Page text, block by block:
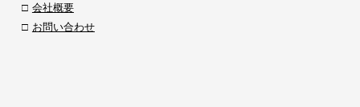
会社概要
お問い合わせ